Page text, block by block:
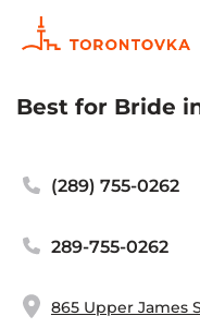
Best for Bride
(289) 755-0262
289-755-0262
865 Upper James